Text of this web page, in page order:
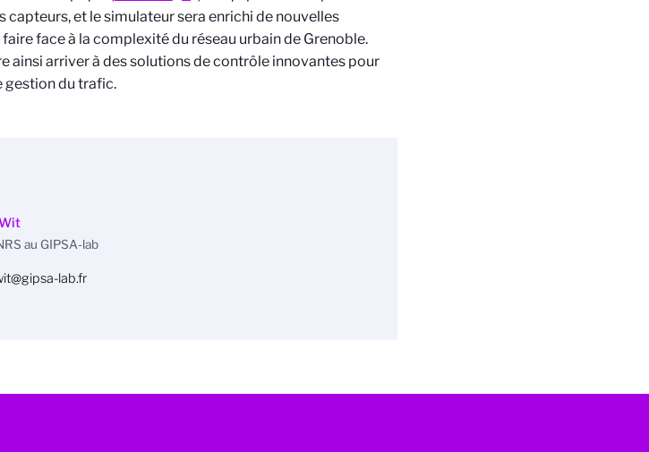
capteurs, et le simulateur sera enrichi de nouvelles
face à la complexité du réseau urbain de Grenoble.
ainsi arriver à des solutions de contrôle innovantes pour
gestion du trafic.
au GIPSA-lab
lab.fr